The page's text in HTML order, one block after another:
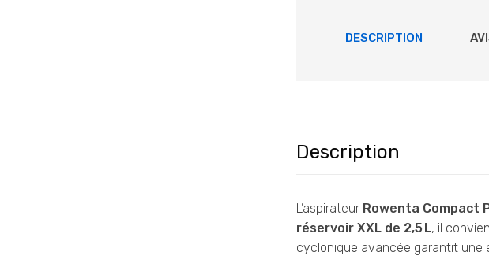
DESCRIPTION
Description
L’aspirateur Rowenta Compact
réservoir XXL de 2,5 L, il
cyclonique avancée garantit une